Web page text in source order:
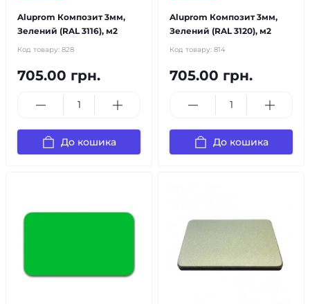
Aluprom Композит 3мм,
Зелений (RAL 3116), м2
Код товару: 828
705.00 грн.
До кошика
Aluprom Композит 3мм,
Зелений (RAL 3120), м2
Код товару: 814
705.00 грн.
До кошика